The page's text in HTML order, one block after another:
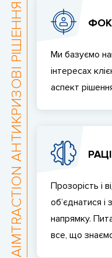
AIMTRACTION AНТИКРИЗОВІ РІШЕННЯ
Ми базуємо
інтересах
аспект
Прозорість і
об’єднатися
напрямку.
все, що